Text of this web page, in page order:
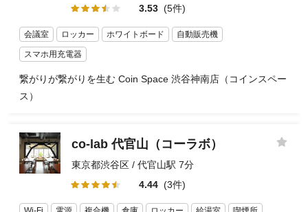
3.53 (5件)
会議室 ロッカー ホワイトボード 自動販売機
スマホ用充電器
繋がりが繋がりを生む Coin Space 渋谷神南店（コインスペー
ス）
co-lab 代官山（コーラボ）
東京都渋谷区 / 代官山駅 7分
4.44 (3件)